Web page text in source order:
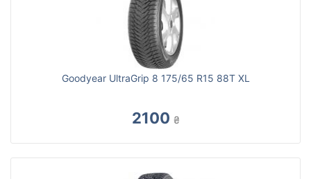
Goodyear UltraGrip 8 175/65 R15 88T XL
2100 ₴